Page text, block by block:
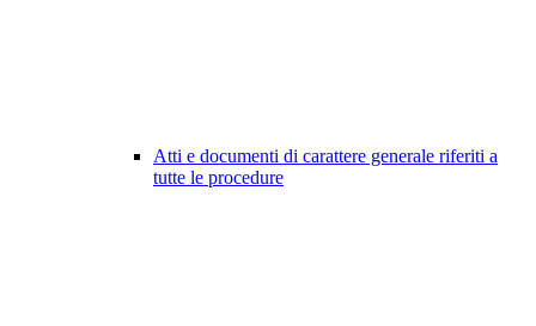
Atti e documenti di carattere generale riferiti a
tutte le procedure